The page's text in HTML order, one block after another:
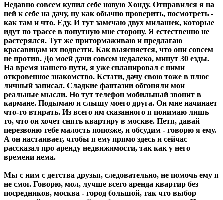
Недавно совсем купил себе новую Хонду. Отправился я на
ней к себе на дачу, ну как обычно проверить, посмотреть -
как там и что. Еду. И тут замечаю двух милашек, которые
идут по трассе в попутную мне сторону. Я естественно не
растерялся. Тут же притормаживаю и предлагаю
красавицам их подвезти. Как выясняется, что они совсем
не против. До моей дачи совсем недалеко, минут 30 езды.
На время нашего пути, я уже спланировал с ними
откровенное знакомство. Кстати, дачу свою тоже в плюс
личный записал. Сладкие фантазии обгоняли мои
реальные мысли. Но тут телефон мобильный звонит в
кармане. Подымаю и слышу моего друга. Он мне начинает
что-то втирать. Из всего им сказанного я понимаю лишь
то, что он хочет снять квартиру в москве. Петя, давай
перезвоню тебе малость попозже, и обсудим - говорю я ему.
А он настаивает, чтобы я ему прямо здесь и сейчас
рассказал про аренду недвижимости, так как у него
времени нема.
Мы с ним с детства друзья, следовательно, не помочь ему я
не смог. Говорю, мол, лучше всего аренда квартир без
посредников, москва - город большой, так что выбор